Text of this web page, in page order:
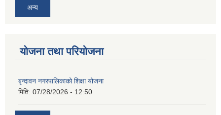
अन्य
योजना तथा परियोजना
बृन्दावन नगरपालिकाको शिक्षा योजना
मिति: 07/28/2026 - 12:50